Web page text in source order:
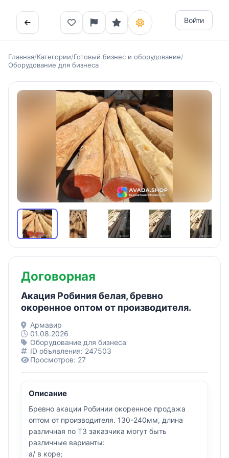
Войти
Главная/Категории/Готовый бизнес и оборудование/
Оборудование для бизнеса
Договорная
Акация Робиния белая, бревно
окоренное оптом от производителя.
Армавир
01.08.2026
Оборудование для бизнеса
ID объявления: 247503
Просмотров: 27
Описание
Бревно акации Робинии окоренное продажа
оптом от производителя. 130-240мм, длина
различная по ТЗ заказчика могут быть
различные варианты:
а/ в коре;